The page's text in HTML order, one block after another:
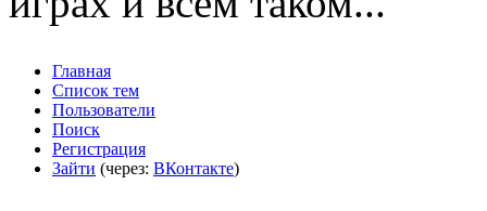
Главная
Список тем
Пользователи
Поиск
Регистрация
Зайти (через: ВКонтакте)